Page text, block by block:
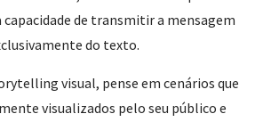
capacidade de transmitir a mensagem
do texto.
visual, pense em cenários que
visualizados pelo seu público e